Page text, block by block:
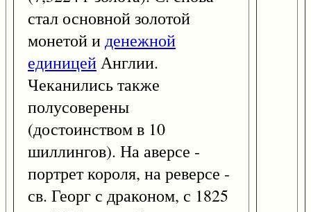
стал основной золотой
монетой иденежной
единицейАнглии.
Чеканились также
полусоверены
(достоинством в 10
шиллингов). На аверсе -
портрет короля, на реверсе -
св. Георг с драконом, с 1825